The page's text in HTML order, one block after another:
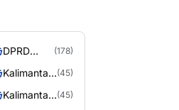
DPRD
RAYA
(178)
Kalimantan (45)
Kalimantan (45)